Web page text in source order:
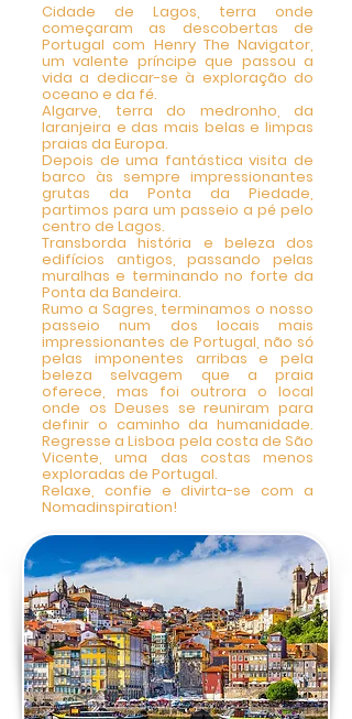
Cidade de Lagos, terra onde
começaram as descobertas de
Portugal com Henry The Navigator,
um valente príncipe que passou a
vida a dedicar-se à exploração do
oceano e da fé.
Algarve, terra do medronho, da
laranjeira e das mais belas e limpas
praias da Europa.
Depois de uma fantástica visita de
barco às sempre impressionantes
grutas da Ponta da Piedade,
partimos para um passeio a pé pelo
centro de Lagos.
Transborda história e beleza dos
edifícios antigos, passando pelas
muralhas e terminando no forte da
Ponta da Bandeira.
Rumo a Sagres, terminamos o nosso
passeio num dos locais mais
impressionantes de Portugal, não só
pelas imponentes arribas e pela
beleza selvagem que a praia
oferece, mas foi outrora o local
onde os Deuses se reuniram para
definir o caminho da humanidade.
Regresse a Lisboa pela costa de São
Vicente, uma das costas menos
exploradas de Portugal.
Relaxe, confie e divirta-se com a
Nomadinspiration!